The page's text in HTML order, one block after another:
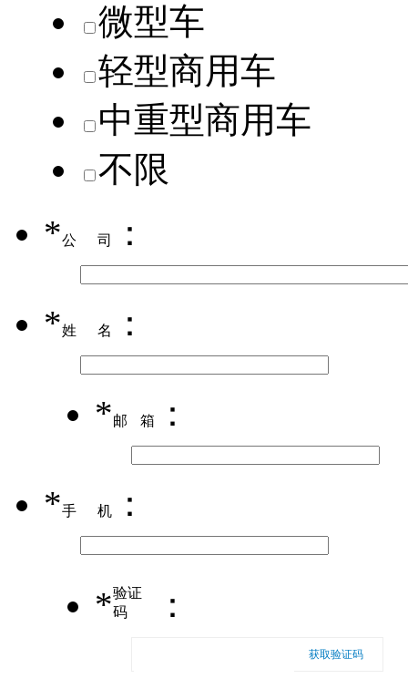
微型车
轻型商用车
中重型商用车
不限
*公司 ：
*姓名 ：
*邮箱 ：
*手机 ：
*验证
码
：
获取验证码